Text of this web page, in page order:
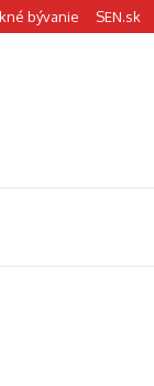
bývanie SEN.sk